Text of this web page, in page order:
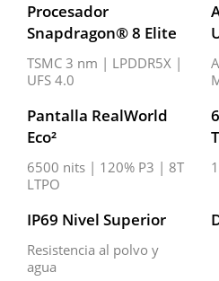
Procesador
Snapdragon® 8 Elite
TSMC 3 nm | LPDDR5X |
UFS 4.0
Pantalla RealWorld
Eco²
6500 nits | 120% P3 | 8T
LTPO
IP69 Nivel Superior
Resistencia al polvo y
agua